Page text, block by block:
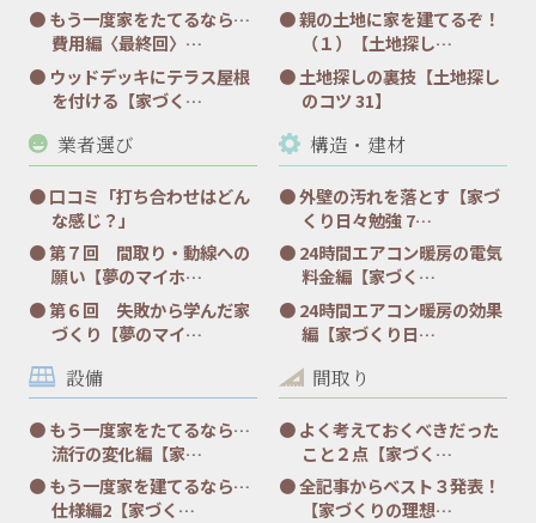
もう一度家をたてるなら…
費用編〈最終回〉…
ウッドデッキにテラス屋根
を付ける【家づく…
親の土地に家を建てるぞ！
（１）【土地探し…
土地探しの裏技【土地探し
のコツ 31】
業者選び
口コミ「打ち合わせはどん
な感じ？」
第７回 間取り・動線への
願い【夢のマイホ…
第６回 失敗から学んだ家
づくり【夢のマイ…
構造・建材
外壁の汚れを落とす【家づ
くり日々勉強 7…
24時間エアコン暖房の電気
料金編【家づく…
24時間エアコン暖房の効果
編【家づくり日…
設備
もう一度家をたてるなら…
流行の変化編【家…
もう一度家を建てるなら…
仕様編2【家づく…
間取り
よく考えておくべきだった
こと２点【家づく…
全記事からベスト３発表！
【家づくりの理想…